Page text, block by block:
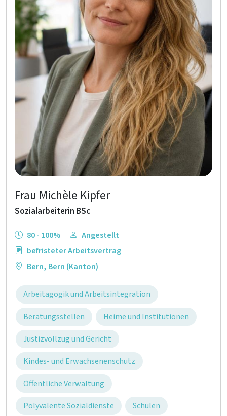
Frau Michèle Kipfer
Sozialarbeiterin BSc
80 - 100%
Angestellt
befristeter Arbeitsvertrag
Bern, Bern (Kanton)
Arbeitagogik und Arbeitsintegration
Beratungsstellen
Heime und Institutionen
Justizvollzug und Gericht
Kindes- und Erwachsenenschutz
Öffentliche Verwaltung
Polyvalente Sozialdienste
Schulen